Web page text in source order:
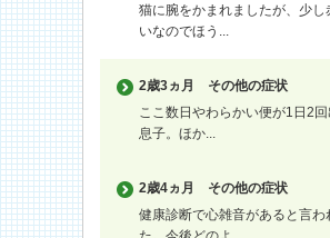
猫に腕をかまれましたが、少し
いなのでほう...
2歳3ヵ月
その他の症状
ここ数日やわらかい便が1日2
息子。ほか...
2歳4ヵ月
その他の症状
健康診断で心雑音があると言わ